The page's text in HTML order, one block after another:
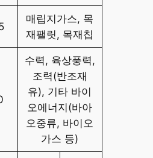
매립지가스, 목
재팰릿, 목재칩
수력, 육상풍력,
조력(반조재
유), 기타 바이
오에너지(바아
오중류, 바이오
가스 등)